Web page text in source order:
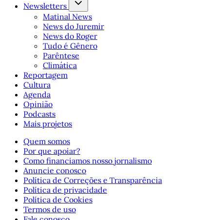
Newsletters
Matinal News
News do Juremir
News do Roger
Tudo é Gênero
Parêntese
Climática
Reportagem
Cultura
Agenda
Opinião
Podcasts
Mais projetos
Quem somos
Por que apoiar?
Como financiamos nosso jornalismo
Anuncie conosco
Política de Correções e Transparência
Política de privacidade
Política de Cookies
Termos de uso